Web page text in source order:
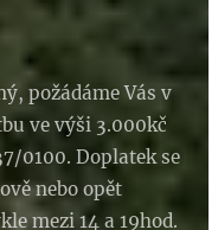
požádáme Vás v
ve výši 3.000kč
0100. Doplatek se
nebo opět
mezi 14 a 19hod.